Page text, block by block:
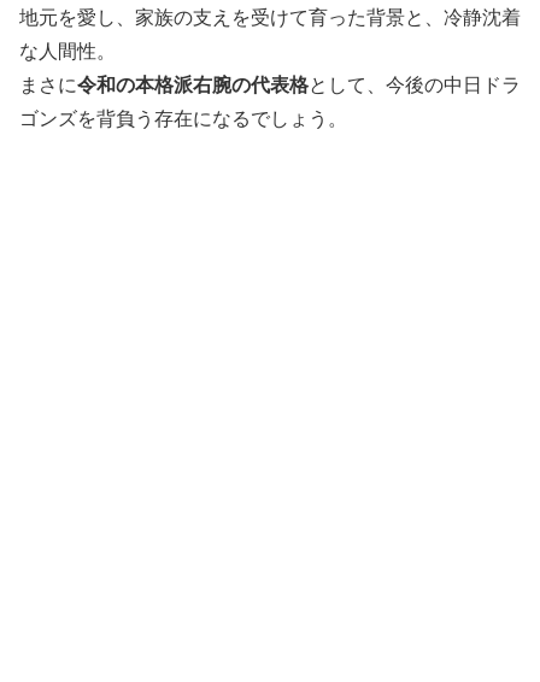
地元を愛し、家族の支えを受けて育った背景と、冷静沈着
な人間性。
まさに令和の本格派右腕の代表格として、今後の中日ドラ
ゴンズを背負う存在になるでしょう。